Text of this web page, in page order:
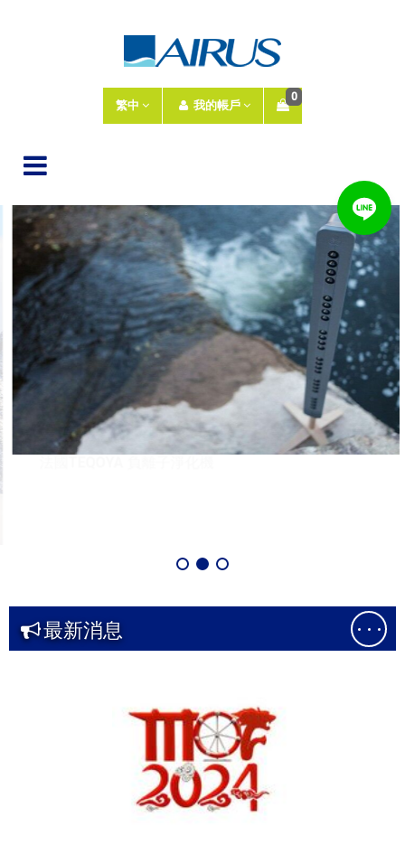
繁中 我的帳戶
0
最新消息